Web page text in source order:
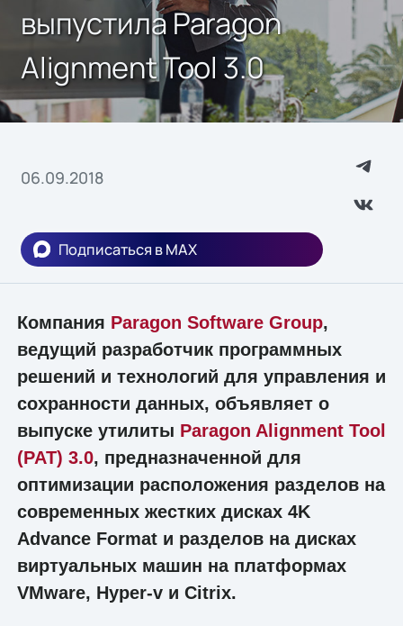
выпустила Paragon
Alignment Tool 3.0
06.09.2018
Подписаться в MAX
Компания Paragon Software Group,
ведущий разработчик программных
решений и технологий для управления и
сохранности данных, объявляет о
выпуске утилиты Paragon Alignment Tool
(PAT) 3.0, предназначенной для
оптимизации расположения разделов на
современных жестких дисках 4K
Advance Format и разделов на дисках
виртуальных машин на платформах
VMware, Hyper-v и Citrix.